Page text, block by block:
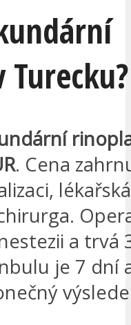
. Cena
a trvá
je 7 dní